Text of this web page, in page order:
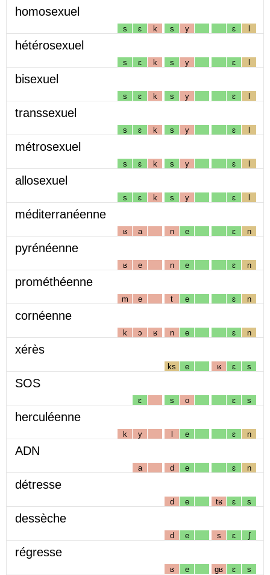
homosexuel
s ɛ k s y ɛ l
hétérosexuel
s ɛ k s y ɛ l
bisexuel
s ɛ k s y ɛ l
transsexuel
s ɛ k s y ɛ l
métrosexuel
s ɛ k s y ɛ l
allosexuel
s ɛ k s y ɛ l
méditerranéenne
ʁ a n e ɛ n
pyrénéenne
ʁ e n e ɛ n
prométhéenne
m e t e ɛ n
cornéenne
k ɔ ʁ n e ɛ n
xérès
ks e ʁ ɛ s
SOS
ɛ s o ɛ s
herculéenne
k y l e ɛ n
ADN
a d e ɛ n
détresse
d e tʁ ɛ s
dessèche
d e s ɛ ʃ
régresse
ʁ e gʁ ɛ s